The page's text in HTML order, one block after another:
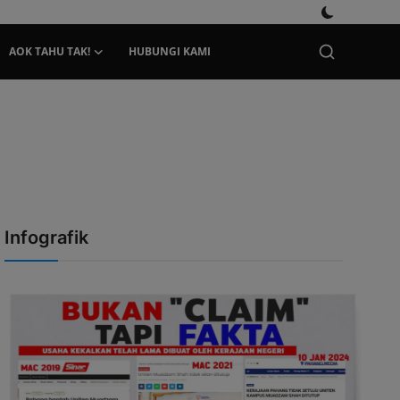
AOK TAHU TAK! HUBUNGI KAMI
Infografik